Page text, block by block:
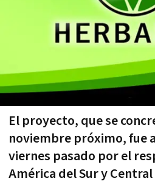
El proyecto, que se
noviembre próximo, fue
viernes pasado por el
América del Sur y